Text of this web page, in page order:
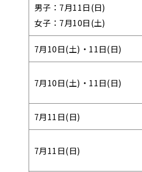
男子：7月11日(日)
女子：7月10日(土)
7月10日(土)・11日(日)
7月10日(土)・11日(日)
7月11日(日)
7月11日(日)